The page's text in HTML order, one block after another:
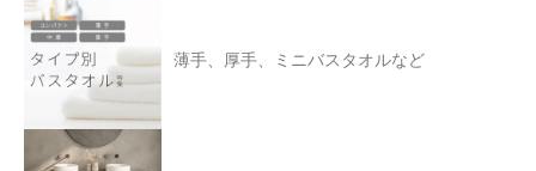
薄手、厚手、ミニバスタオルなど